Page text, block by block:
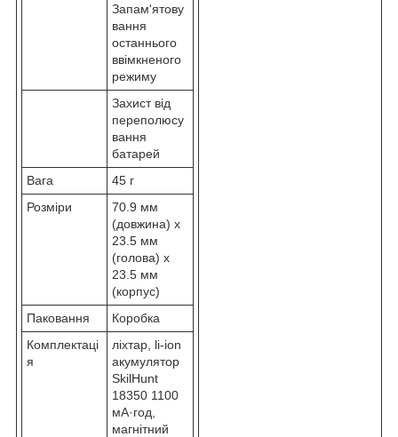
Запам'ятову
вання
останнього
ввімкненого
режиму
Захист від
переполюсу
вання
батарей
Вага
45 г
Розміри
70.9 мм
(довжина) х
23.5 мм
(голова) х
23.5 мм
(корпус)
Паковання
Коробка
Комплектаці
я
ліхтар, li-ion
акумулятор
SkilHunt
18350 1100
мА·год,
магнітний